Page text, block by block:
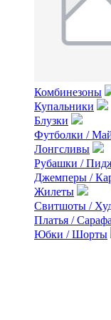
Комбинезоны
Купальники
Блузки
Футболки /
Лонгсливы
Рубашки /
Джемперы /
Жилеты
Свитшоты /
Платья /
Юбки / Шорты